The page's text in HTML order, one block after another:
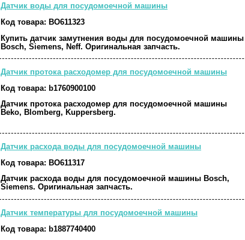
Датчик воды для посудомоечной машины
Код товара: BO611323
Купить датчик замутнения воды для посудомоечной машины
Bosch, Siemens, Neff. Оригинальная запчасть.
Датчик протока расходомер для посудомоечной машины
Код товара: b1760900100
Датчик протока расходомер для посудомоечной машины
Beko, Blomberg, Kuppersberg.
Датчик расхода воды для посудомоечной машины
Код товара: BO611317
Датчик расхода воды для посудомоечной машины Bosch,
Siemens. Оригинальная запчасть.
Датчик температуры для посудомоечной машины
Код товара: b1887740400